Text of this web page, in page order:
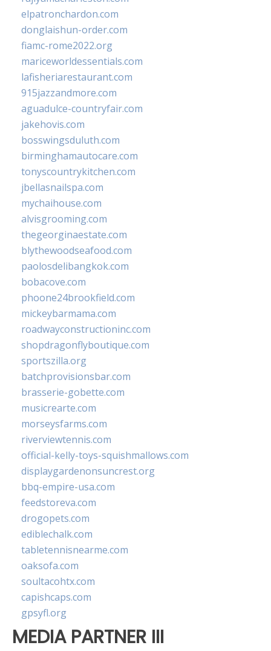
elpatronchardon.com
donglaishun-order.com
fiamc-rome2022.org
mariceworldessentials.com
lafisheriarestaurant.com
915jazzandmore.com
aguadulce-countryfair.com
jakehovis.com
bosswingsduluth.com
birminghamautocare.com
tonyscountrykitchen.com
jbellasnailspa.com
mychaihouse.com
alvisgrooming.com
thegeorginaestate.com
blythewoodseafood.com
paolosdelibangkok.com
bobacove.com
phoone24brookfield.com
mickeybarmama.com
roadwayconstructioninc.com
shopdragonflyboutique.com
sportszilla.org
batchprovisionsbar.com
brasserie-gobette.com
musicrearte.com
morseysfarms.com
riverviewtennis.com
official-kelly-toys-squishmallows.com
displaygardenonsuncrest.org
bbq-empire-usa.com
feedstoreva.com
drogopets.com
ediblechalk.com
tabletennisnearme.com
oaksofa.com
soultacohtx.com
capishcaps.com
gpsyfl.org
MEDIA PARTNER III